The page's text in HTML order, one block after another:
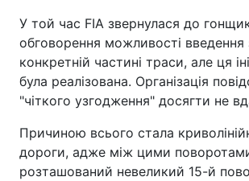
У той час FIA звернулася до
обговорення можливості
конкретній частині траси, але ця
була реалізована. Організація
"чіткого узгодження" досягти не
Причиною всього стала
дороги, адже між цими
розташований невеликий 15-й